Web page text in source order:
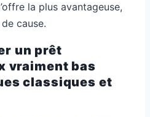
la plus avantageuse,
cause.
un prêt
vraiment bas
classiques et